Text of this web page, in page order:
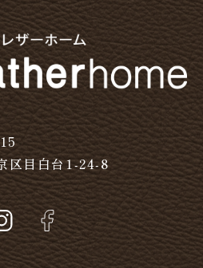
区目白台1-24-8